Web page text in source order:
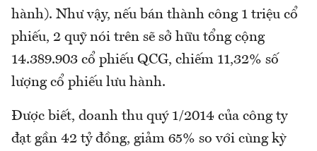
hành). Như vậy, nếu bán thành công 1 triệu cổ
phiếu, 2 quỹ nói trên sẽ sở hữu tổng cộng
14.389.903 cổ phiếu QCG, chiếm 11,32% số
lượng cổ phiếu lưu hành.
Được biết, doanh thu quý 1/2014 của công ty
đạt gần 42 tỷ đồng, giảm 65% so với cùng kỳ